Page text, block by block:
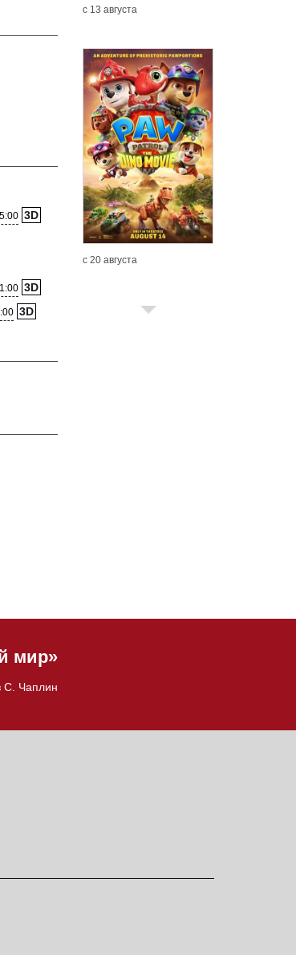
3D
3D
3D
с 13 августа
с 20 августа
мир»
С. Чаплин